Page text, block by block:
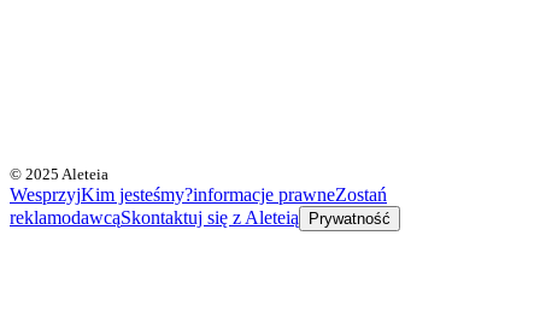
© 2025 Aleteia
WesprzyjKim jesteśmy?informacje prawneZostań
reklamodawcąSkontaktuj się z Aleteią Prywatność